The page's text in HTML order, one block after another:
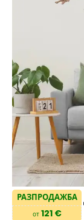
РАЗПРОДАЖБА
от121 €